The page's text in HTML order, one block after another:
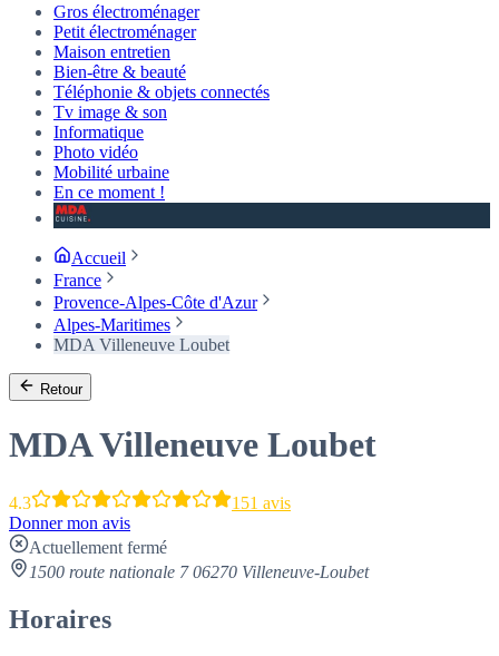
Gros électroménager
Petit électroménager
Maison entretien
Bien-être & beauté
Téléphonie & objets connectés
Tv image & son
Informatique
Photo vidéo
Mobilité urbaine
En ce moment !
Accueil
France
Provence-Alpes-Côte d'Azur
Alpes-Maritimes
MDA Villeneuve Loubet
Retour
MDA Villeneuve Loubet
4.3
151 avis
Donner mon avis
Actuellement fermé
1500 route nationale 7 06270 Villeneuve-Loubet
Horaires